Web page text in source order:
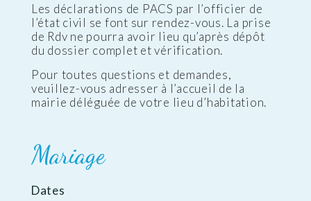
Les déclarations de PACS par l’officier de
l’état civil se font sur rendez-vous. La prise
de Rdv ne pourra avoir lieu qu’après dépôt
du dossier complet et vérification.
Pour toutes questions et demandes,
veuillez-vous adresser à l’accueil de la
mairie déléguée de votre lieu d’habitation.
Mariage
Dates